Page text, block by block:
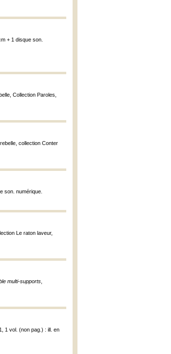
+ 1 disque son.
Collection Paroles,
collection Conter
son. numérique.
Le raton laveur,
multi-supports
1 vol. (non pag.) : ill. en